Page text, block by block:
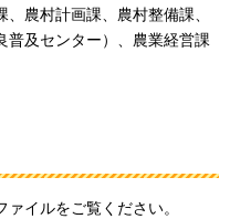
農村計画課、農村整備課、
普及センター）、農業経営課
イルをご覧ください。